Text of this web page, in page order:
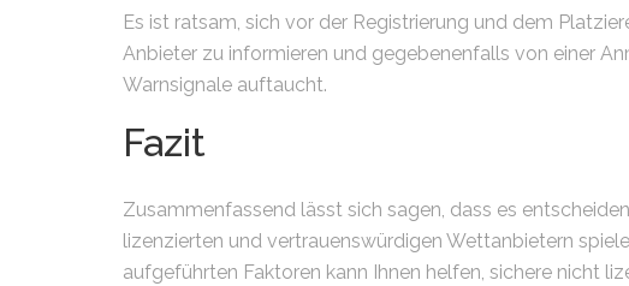
Es ist ratsam, sich vor der Registrierung und dem
Anbieter zu informieren und gegebenenfalls von einer
Warnsignale auftaucht.
Fazit
Zusammenfassend lässt sich sagen, dass es
lizenzierten und vertrauenswürdigen Wettanbietern
aufgeführten Faktoren kann Ihnen helfen, sichere nicht